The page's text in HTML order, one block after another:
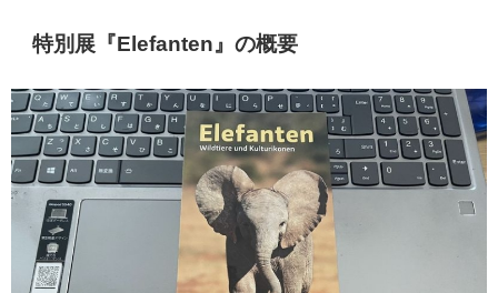
特別展『Elefanten』の概要